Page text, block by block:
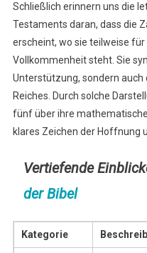
Schließlich erinnern uns die
Testaments daran, dass die
erscheint, wo sie teilweise
Vollkommenheit steht. Sie
Unterstützung, sondern
Reiches. Durch solche
fünf über ihre
klares Zeichen der Hoffnung
Vertiefende
der Bibel
Kategorie